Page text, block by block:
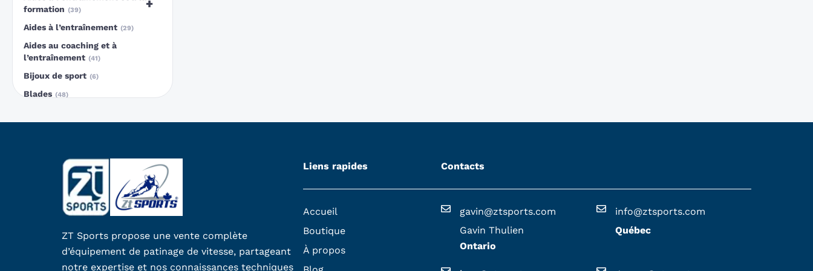
+
formation
39
Aides à l’entraînement 29
Aides au coaching et à
l’entraînement
41
Bijoux de sport 6
Blades 48
10
Cadeaux pour patineurs
Casque Short Track 15
Céramique
ZT Sports propose une vente complète
d’équipement de patinage de vitesse, partageant
notre expertise et nos connaissances techniques
Liens rapides
Accueil
Boutique
À propos
Contacts
gavin@ztsports.com
Gavin Thulien
Ontario
info@ztsports.com
Québec